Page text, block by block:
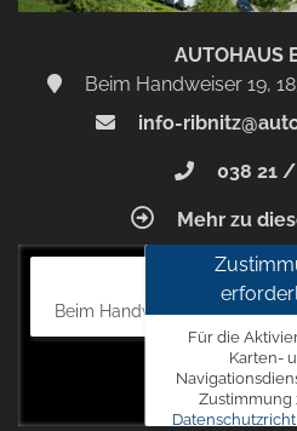
AUTOHAUS
Beim Handweiser 19,
info-
038 21
Mehr zu
Autohaus
Beim Handweiser 19, 18311
Für die
Karten-
Zustimmung